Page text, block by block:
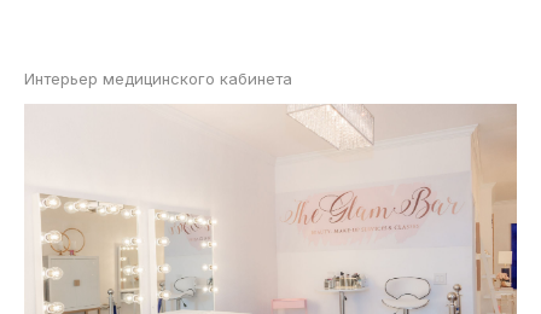
Интерьер медицинского кабинета